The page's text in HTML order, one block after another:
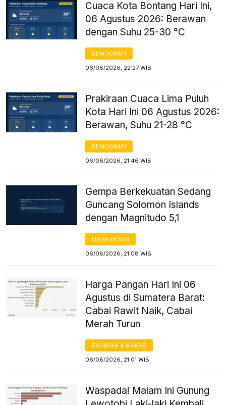
Cuaca Kota Bontang Hari Ini,
06 Agustus 2026: Berawan
dengan Suhu 25-30 °C
DEMOGRAFI
06/08/2026, 22:27 WIB
Prakiraan Cuaca Lima Puluh
Kota Hari Ini 06 Agustus 2026:
Berawan, Suhu 21-28 °C
DEMOGRAFI
06/08/2026, 21:46 WIB
Gempa Berkekuatan Sedang
Guncang Solomon Islands
dengan Magnitudo 5,1
LINGKUNGAN
06/08/2026, 21:08 WIB
Harga Pangan Hari Ini 06
Agustus di Sumatera Barat:
Cabai Rawit Naik, Cabai
Merah Turun
EKONOMI & MAKRO
06/08/2026, 21:01 WIB
Waspada! Malam Ini Gunung